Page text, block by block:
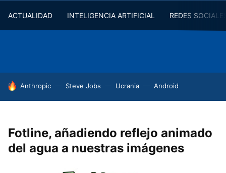
ACTUALIDAD INTELIGENCIA ARTIFICIAL REDES
HOY SE HABLA DE
Anthropic Steve Jobs Ucrania Android
Fotline, añadiendo reflejo animado
del agua a nuestras imágenes